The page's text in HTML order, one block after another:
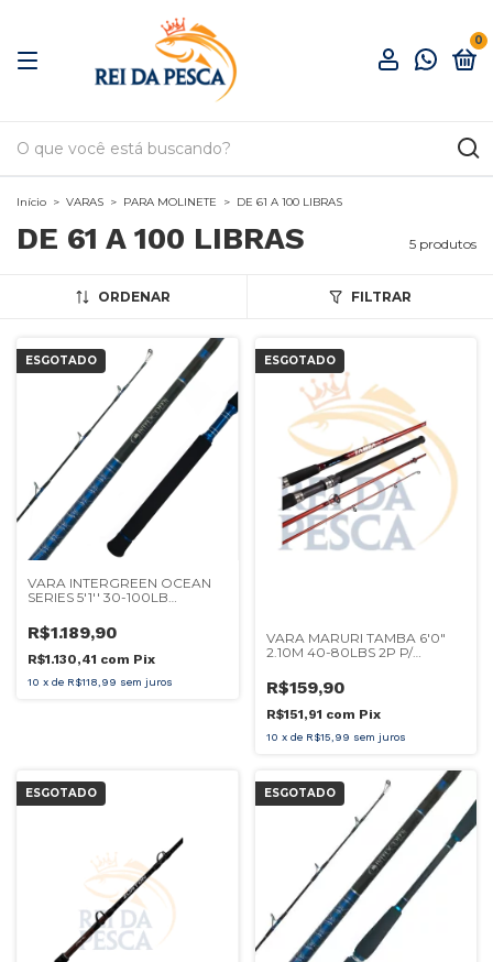
0
Início > VARAS > PARA MOLINETE > DE 61 A 100 LIBRAS
DE 61 A 100 LIBRAS 5 produtos
ORDENAR FILTRAR
ESGOTADO
VARA INTERGREEN OCEAN
SERIES 5'1'' 30-100LB
R$1.189,90
R$1.130,41 com Pix
10 x de R$118,99 sem juros
ESGOTADO
VARA MARURI TAMBA 6'0"
2.10M 40-80LBS 2P P/
R$159,90
R$151,91 com Pix
10 x de R$15,99 sem juros
ESGOTADO ESGOTADO